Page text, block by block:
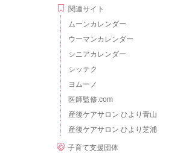
関連サイト
ムーンカレンダー
ウーマンカレンダー
シニアカレンダー
シッテク
ヨムーノ
医師監修.com
産後ケアサロン ひより青山
産後ケアサロン ひより芝浦
子育て支援団体